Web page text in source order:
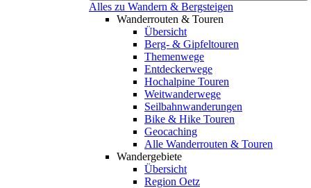
Alles zu Wandern & Bergsteigen
Wanderrouten & Touren
Übersicht
Berg- & Gipfeltouren
Themenwege
Entdeckerwege
Hochalpine Touren
Weitwanderwege
Seilbahnwanderungen
Bike & Hike Touren
Geocaching
Alle Wanderrouten & Touren
Wandergebiete
Übersicht
Region Oetz